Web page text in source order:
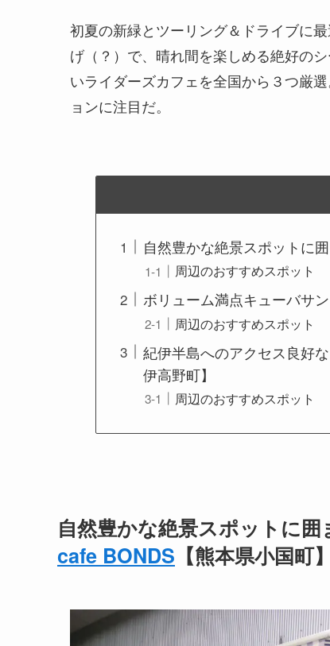
初夏の新緑とツーリング＆ドライブに
げ（？）で、晴れ間を楽しめる絶好の
いライダーズカフェを全国から３つ厳
ョンに注目だ。
自然豊かな絶景スポットに
周辺のおすすめスポット
ボリューム満点キューバサ
周辺のおすすめスポット
紀伊半島へのアクセス良好
伊⾼野町】
周辺のおすすめスポット
自然豊かな絶景スポットに
cafe BONDS 【熊本県小国町】